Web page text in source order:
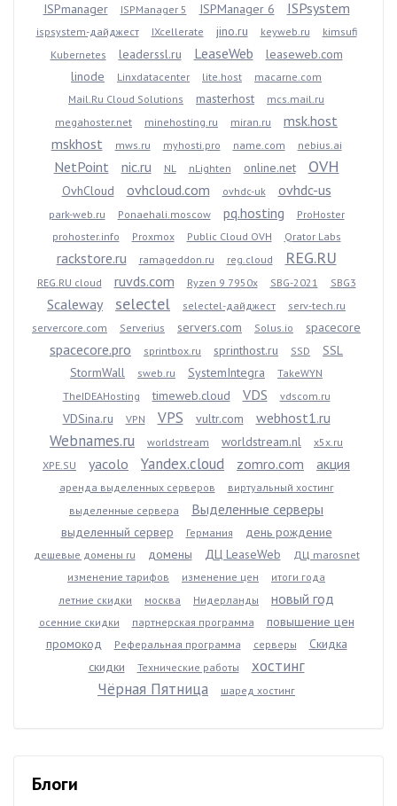
ISPmanager ISPManager 5 ISPManager 6 ISPsystem
ispsystem-дайджест IXcellerate jino.ru keyweb.ru
kimsufi
Kubernetes
leaderssl.ru LeaseWeb
leaseweb.com
linode
Linxdatacenter lite.host
macarne.com
Mail.Ru Cloud Solutions
masterhost
mcs.mail.ru
megahoster.net
minehosting.ru miran.ru
msk.host
mskhost
mws.ru myhosti.pro name.com nebius.ai
NetPoint nic.ru NL nLighten online.net OVH
OvhCloud ovhcloud.com ovhdc-uk ovhdc-us
park-web.ru Ponaehali.moscow pq.hosting
ProHoster
prohoster.info
Proxmox Public Cloud OVH Qrator Labs
rackstore.ru ramageddon.ru reg.cloud REG.RU
REG.RU cloud ruvds.com Ryzen 9 7950x SBG-2021 SBG3
Scaleway selectel selectel-дайджест
serv-tech.ru
servercore.com
Serverius servers.com Solus.io spacecore
spacecore.pro sprintbox.ru sprinthost.ru SSD
SSL
StormWall
sweb.ru SystemIntegra
TakeWYN
TheIDEAHosting
timeweb.cloud VDS vdscom.ru
VDSina.ru VPN VPS vultr.com webhost1.ru
Webnames.ru worldstream worldstream.nl
x5x.ru
XPE.SU
yacolo Yandex.cloud zomro.com акция
аренда выделенных серверов
виртуальный хостинг
выделенные сервера
Выделенные серверы
выделенный сервер Германия день рождение
дешевые домены ru домены ДЦ LeaseWeb
ДЦ marosnet
изменение тарифов
изменение цен
итоги года
летние скидки
москва Нидерланды новый год
осенние скидки партнерская программа
повышение цен
промокод
Реферальная программа серверы
Скидка
скидки
Технические работы
хостинг
Чёрная Пятница
шаред хостинг
Блоги